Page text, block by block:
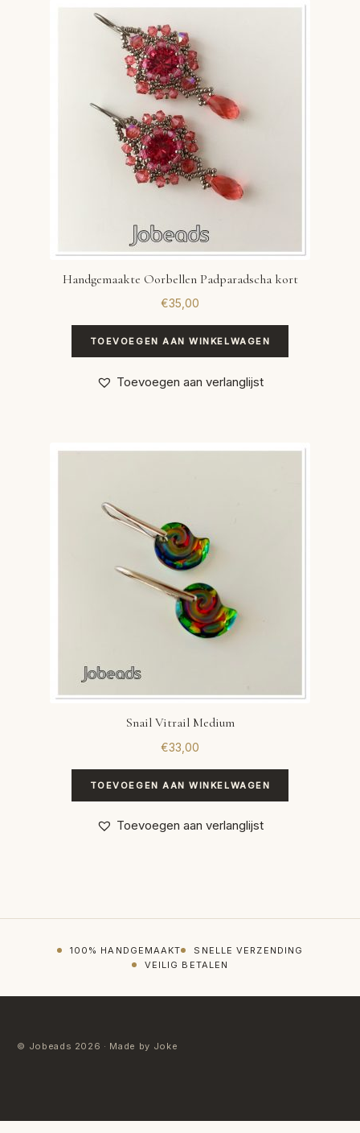
Handgemaakte Oorbellen Padparadscha kort
€35,00
TOEVOEGEN AAN WINKELWAGEN
Toevoegen aan verlanglijst
Snail Vitrail Medium
€33,00
TOEVOEGEN AAN WINKELWAGEN
Toevoegen aan verlanglijst
100% HANDGEMAAKT
SNELLE VERZENDING
VEILIG BETALEN
© Jobeads 2026 · Made by Joke